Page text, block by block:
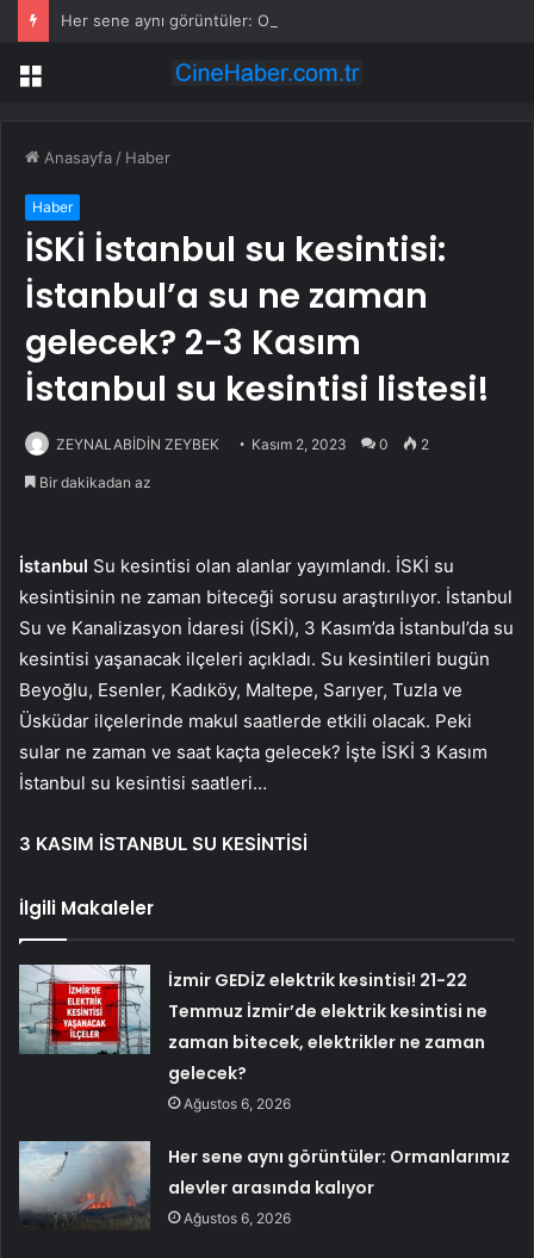
Menü
Anasayfa / Haber
Haber
İSKİ İstanbul su kesintisi:
İstanbul’a su ne zaman
gelecek? 2-3 Kasım
İstanbul su kesintisi listesi!
ZEYNALABİDİN ZEYBEK Kasım 2, 2023 0 2
Bir dakikadan az
İstanbul Su kesintisi olan alanlar yayımlandı. İSKİ su
kesintisinin ne zaman biteceği sorusu araştırılıyor. İstanbul
Su ve Kanalizasyon İdaresi (İSKİ), 3 Kasım’da İstanbul’da su
kesintisi yaşanacak ilçeleri açıkladı. Su kesintileri bugün
Beyoğlu, Esenler, Kadıköy, Maltepe, Sarıyer, Tuzla ve
Üsküdar ilçelerinde makul saatlerde etkili olacak. Peki
sular ne zaman ve saat kaçta gelecek? İşte İSKİ 3 Kasım
İstanbul su kesintisi saatleri…
3 KASIM İSTANBUL SU KESİNTİSİ
İlgili Makaleler
İzmir GEDİZ elektrik kesintisi! 21-22
Temmuz İzmir’de elektrik kesintisi ne
zaman bitecek, elektrikler ne zaman
gelecek?
Ağustos 6, 2026
Her sene aynı görüntüler: Ormanlarımız
alevler arasında kalıyor
Ağustos 6, 2026